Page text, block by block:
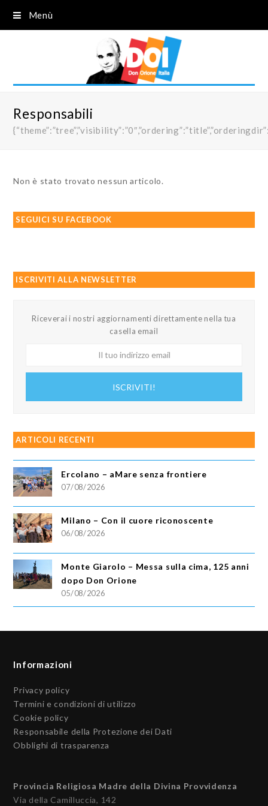
Menù
Responsabili
Non è stato trovato nessun articolo.
SEGUICI SU FACEBOOK
ISCRIVITI ALLA NEWSLETTER
Riceverai i nostri aggiornamenti direttamente nella tua
casella email
ISCRIVITI!
ARTICOLI RECENTI
Ercolano – aMare senza frontiere
07/08/2026
Milano – Con il cuore riconoscente
06/08/2026
Monte Giarolo – Messa sulla cima, 125 anni
dopo Don Orione
05/08/2026
Informazioni
Privacy policy
Termini e condizioni di utilizzo
Cookie policy
Responsabile della Protezione dei Dati
Obblighi di trasparenza
Provincia Religiosa Madre della Divina Provvidenza
Via della Camilluccia, 142